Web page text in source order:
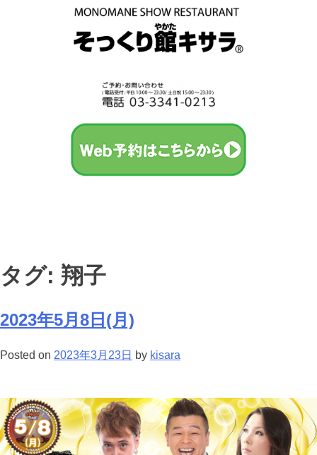
タグ: 翔子
2023年5月8日(月)
Posted on 2023年3月23日 by kisara